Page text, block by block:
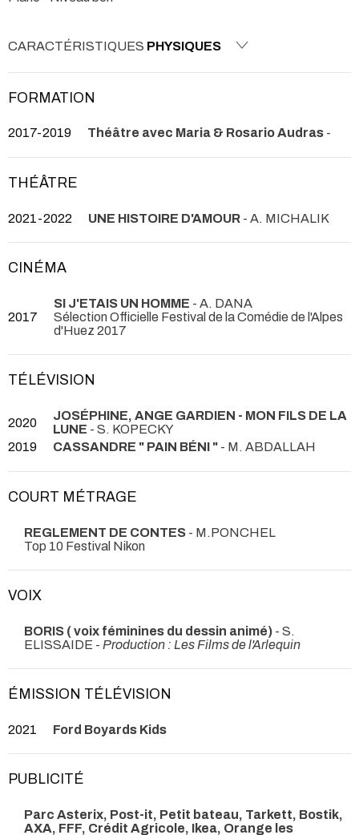
CARACTÉRISTIQUES PHYSIQUES
FORMATION
2017-2019 Théâtre avec Maria & Rosario Audras -
THÉÂTRE
2021-2022 UNE HISTOIRE D'AMOUR - A. MICHALIK
CINÉMA
2017
SI J'ETAIS UN HOMME - A. DANA
Sélection Officielle Festival de la Comédie de l'Alpes
d'Huez 2017
TÉLÉVISION
2020
JOSÉPHINE, ANGE GARDIEN - MON FILS DE LA
LUNE - S. KOPECKY
2019
CASSANDRE " PAIN BÉNI " - M. ABDALLAH
COURT MÉTRAGE
REGLEMENT DE CONTES - M.PONCHEL
Top 10 Festival Nikon
VOIX
BORIS ( voix féminines du dessin animé) - S.
ELISSAIDE - Production : Les Films de l'Arlequin
ÉMISSION TÉLÉVISION
2021 Ford Boyards Kids
PUBLICITÉ
Parc Asterix, Post-it, Petit bateau, Tarkett, Bostik,
AXA, FFF, Crédit Agricole, Ikea, Orange les